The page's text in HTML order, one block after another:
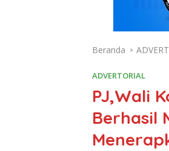
Beranda
ADVERTORIAL
PJ,Wali
Berhasil